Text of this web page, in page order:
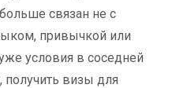
связан не с
привычкой или
условия в соседней
визы для